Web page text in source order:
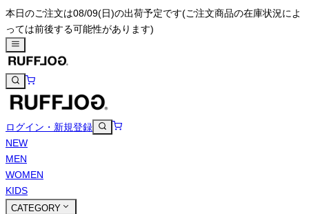
本日のご注文は08/09(日)の出荷予定です(ご注文商品の在庫状況によ
っては前後する可能性があります)
ログイン・新規登録
NEW
MEN
WOMEN
KIDS
CATEGORY